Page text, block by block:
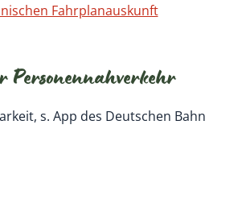
Fahrplanauskunft
Personennahverkehr
s. App des Deutschen Bahn